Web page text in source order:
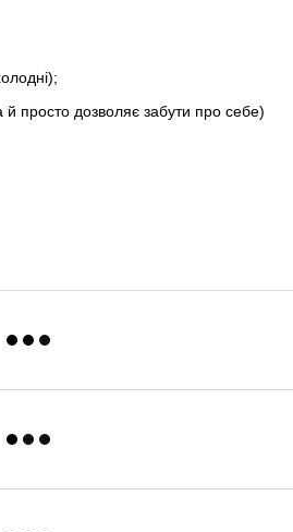
й просто дозволяє забути про себе)